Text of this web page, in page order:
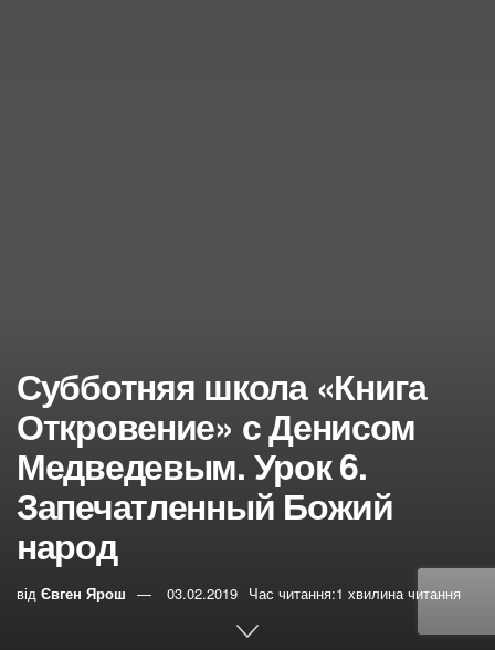
Субботняя школа «Книга
Откровение» с Денисом
Медведевым. Урок 6.
Запечатленный Божий
народ
від Євген Ярош 03.02.2019 Час читання:1 хвилина читання